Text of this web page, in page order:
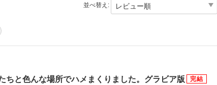
並べ替え:
ちと色んな場所でハメまくりました。グラビア版